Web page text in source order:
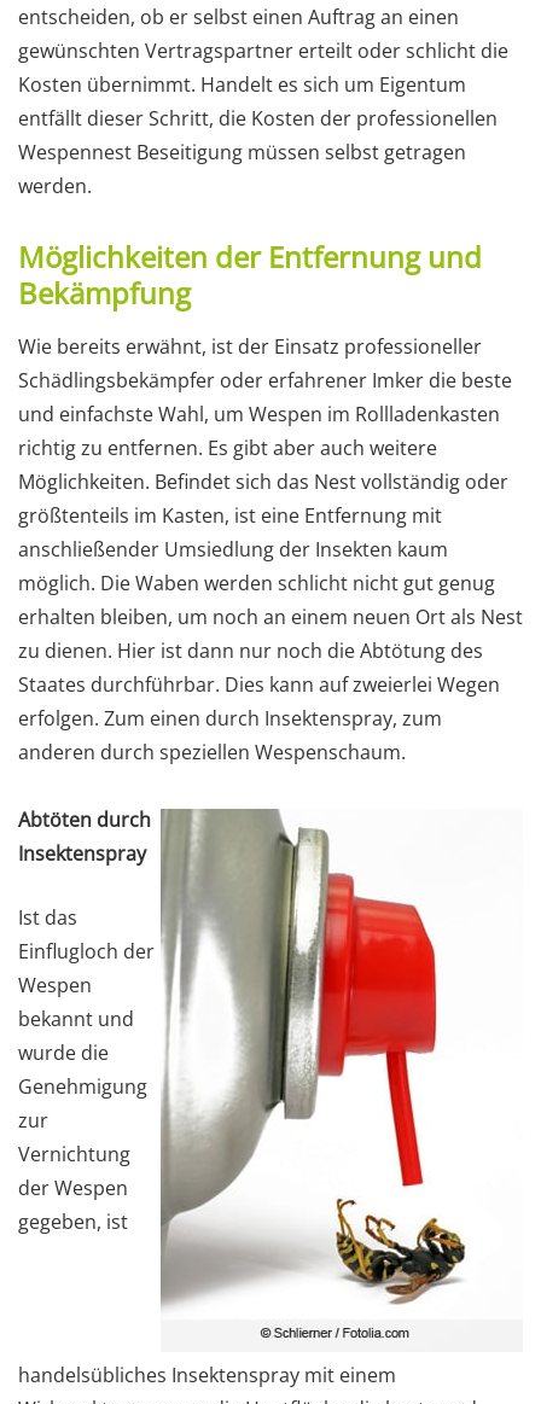
entscheiden, ob er selbst einen Auftrag an einen
gewünschten Vertragspartner erteilt oder schlicht die
Kosten übernimmt. Handelt es sich um Eigentum
entfällt dieser Schritt, die Kosten der professionellen
Wespennest Beseitigung müssen selbst getragen
werden.
Möglichkeiten der Entfernung und
Bekämpfung
Wie bereits erwähnt, ist der Einsatz professioneller
Schädlingsbekämpfer oder erfahrener Imker die beste
und einfachste Wahl, um Wespen im Rollladenkasten
richtig zu entfernen. Es gibt aber auch weitere
Möglichkeiten. Befindet sich das Nest vollständig oder
größtenteils im Kasten, ist eine Entfernung mit
anschließender Umsiedlung der Insekten kaum
möglich. Die Waben werden schlicht nicht gut genug
erhalten bleiben, um noch an einem neuen Ort als Nest
zu dienen. Hier ist dann nur noch die Abtötung des
Staates durchführbar. Dies kann auf zweierlei Wegen
erfolgen. Zum einen durch Insektenspray, zum
anderen durch speziellen Wespenschaum.
Abtöten durch
Insektenspray
Ist das
Einflugloch der
Wespen
bekannt und
wurde die
Genehmigung
zur
Vernichtung
der Wespen
gegeben, ist
handelsübliches Insektenspray mit einem